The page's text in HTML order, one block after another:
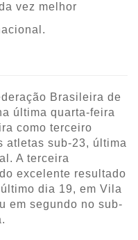
vez melhor
Brasileira de
última quarta-feira
como terceiro
atletas sub-23, última
A terceira
excelente resultado
dia 19, em Vila
em segundo no sub-